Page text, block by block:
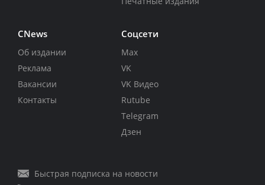
CNews
Об издании
Реклама
Вакансии
Контакты
Соцсети
Max
VK
VK Видео
Rutube
Telegram
Дзен
Быстрая подписка на новости